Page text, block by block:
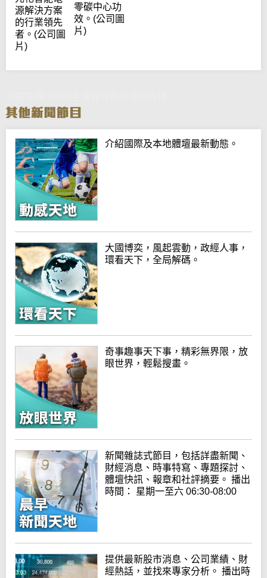
源解決方案
的行業領先
者。(公司圖
片)
零碳中心功
效。(公司圖
片)
介紹國際及本地體壇最新動態。
大國博奕，風起雲動，政經人事，
環看天下，全局解碼。
奇事趣事天下事，精彩無界限，放
眼世界，輕鬆搜畫。
新聞雜誌式節目，包括詳盡新聞、
財經消息、時事特寫、專題探討、
體壇快訊、報章和社評摘要。 播出
時間： 星期一至六 06:30-08:00
提供最新股市消息、公司業績、財
經熱話，並找來專家分析。 播出時